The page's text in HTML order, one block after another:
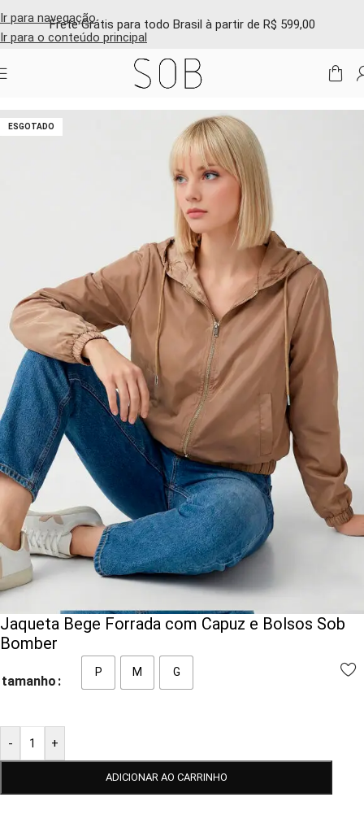
Ir para navegação
Ir para o conteúdo principal
Frete Grátis para todo Brasil à partir de R$ 599,00
Início Casacos e jaquetas
ESGOTADO
Jaqueta Bege Forrada com Capuz e Bolsos Sob
Bomber
tamanho
P M G
- +
ADICIONAR AO CARRINHO